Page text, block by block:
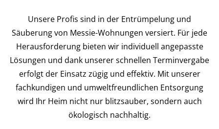
Unsere Profis sind in der Entrümpelung und
Säuberung von Messie-Wohnungen versiert. Für jede
Herausforderung bieten wir individuell angepasste
Lösungen und dank unserer schnellen Terminvergabe
erfolgt der Einsatz zügig und effektiv. Mit unserer
fachkundigen und umweltfreundlichen Entsorgung
wird Ihr Heim nicht nur blitzsauber, sondern auch
ökologisch nachhaltig.